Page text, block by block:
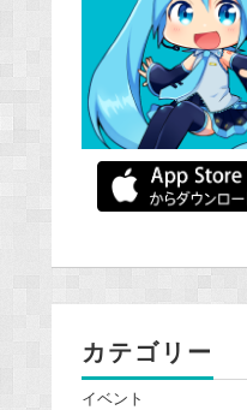
カテゴリー
イベント